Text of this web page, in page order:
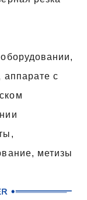
аппарате с
метизы